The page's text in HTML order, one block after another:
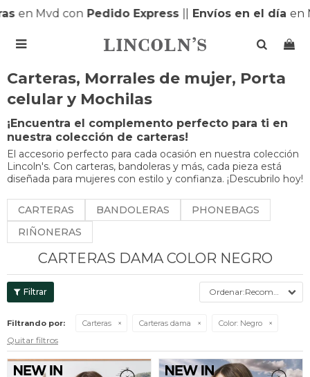
en Mvd conPedido Express||Envíos en el díaen

Carteras, Morrales de mujer, Porta
celular y Mochilas
¡Encuentra el complemento perfecto para ti en
nuestra colección de carteras!
El accesorio perfecto para cada ocasión en nuestra colección
Lincoln's. Con carteras, bandoleras y más, cada pieza está
diseñada para mujeres con estilo y confianza. ¡Descubrilo hoy!
CARTERAS BANDOLERAS
PHONEBAGS
RIÑONERAS
CARTERAS DAMA COLOR NEGRO
Recomendados
Filtrando por: Carteras Carteras dama Color: Negro
Quitar filtros